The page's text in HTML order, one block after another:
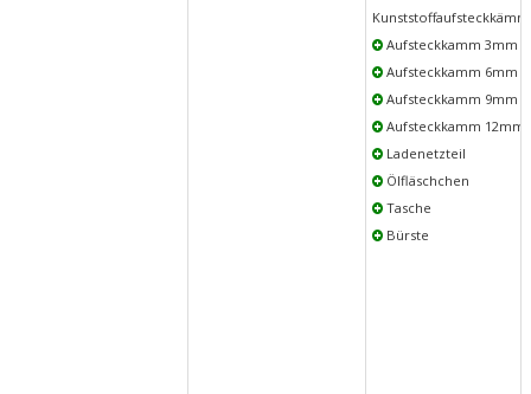
Aufsteckkamm 3mm
Aufsteckkamm 6mm
Aufsteckkamm 9mm
Aufsteckkamm 12mm
Ladenetzteil
Ölfläschchen
Tasche
Bürste